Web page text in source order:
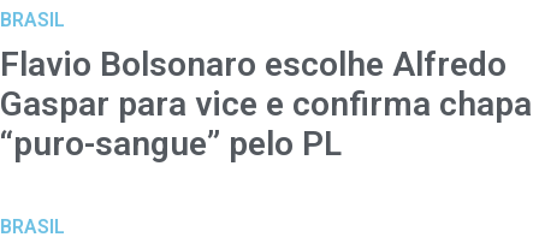
BRASIL
Flavio Bolsonaro escolhe Alfredo
Gaspar para vice e confirma chapa
“puro-sangue” pelo PL
BRASIL